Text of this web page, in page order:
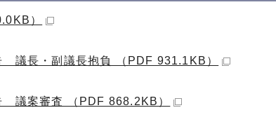
）
議長・副議長抱負 （PDF 931.1KB）
議案審査 （PDF 868.2KB）